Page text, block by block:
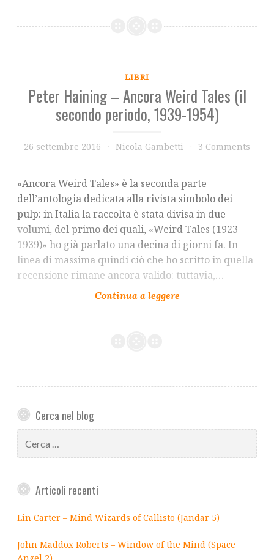
LIBRI
Peter Haining – Ancora Weird Tales (il
secondo periodo, 1939-1954)
26 settembre 2016 Nicola Gambetti 3 Comments
«Ancora Weird Tales» è la seconda parte
dell’antologia dedicata alla rivista simbolo dei
pulp: in Italia la raccolta è stata divisa in due
volumi, del primo dei quali, «Weird Tales (1923-
1939)» ho già parlato una decina di giorni fa. In
linea di massima quindi ciò che ho scritto in quella
recensione rimane ancora valido: tuttavia,…
Cerca nel blog
per:
Articoli recenti
Lin Carter – Mind Wizards of Callisto (Jandar 5)
John Maddox Roberts – Window of the Mind (Space
Angel 2)